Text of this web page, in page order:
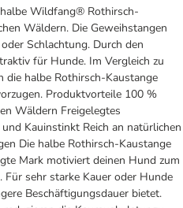
Wildfang® Rothirsch-
Wäldern. Die Geweihstangen
Schlachtung. Durch den
für Hunde. Im Vergleich zu
die halbe Rothirsch-Kaustange
Produktvorteile 100 %
Wäldern Freigelegtes
Kauinstinkt Reich an natürlichen
Die halbe Rothirsch-Kaustange
Mark motiviert deinen Hund zum
sehr starke Kauer oder Hunde
Beschäftigungsdauer bietet.